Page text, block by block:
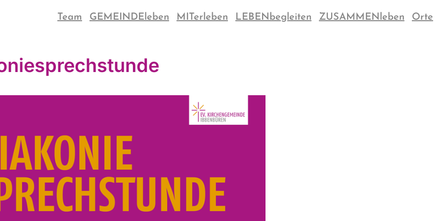
Team GEMEINDEleben MITerleben LEBENbegleiten ZUSAMMENleben Orte